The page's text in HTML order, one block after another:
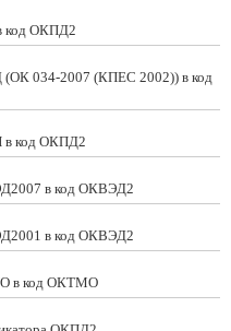
код ОКПД2
(ОК 034-2007 (КПЕС 2002)) в код
в код ОКПД2
в код ОКВЭД2
в код ОКВЭД2
в код ОКТМО